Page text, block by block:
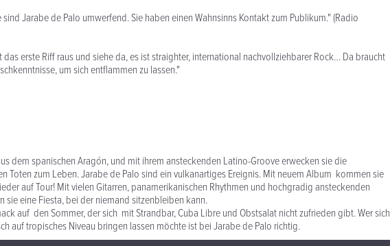
sind Jarabe de Palo umwerfend. Sie haben einen Wahnsinns Kontakt zum Publikum." (Radio
das erste Riff raus und siehe da, es ist straighter, international nachvollziehbarer Rock… Da braucht
um sich entflammen zu lassen."
dem spanischen Aragón, und mit ihrem ansteckenden Latino-Groove erwecken sie die
Toten zum Leben. Jarabe de Palo sind ein vulkanartiges Ereignis. Mit neuem Album kommen sie
auf Tour! Mit vielen Gitarren, panamerikanischen Rhythmen und hochgradig ansteckenden
sie eine Fiesta, bei der niemand sitzenbleiben kann.
auf den Sommer, der sich mit Strandbar, Cuba Libre und Obstsalat nicht zufrieden gibt. Wer sich
auf tropisches Niveau bringen lassen möchte ist bei Jarabe de Palo richtig.